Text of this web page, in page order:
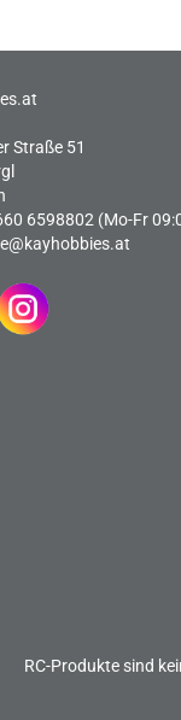
Straße 51
6598802 (Mo-Fr
RC-Produkte sind